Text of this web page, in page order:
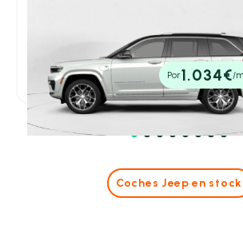
381cvAutomático
85.675€
P.V.P. contado
Por1.034€/
Coches Jeep en stock